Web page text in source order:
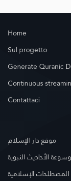
Home
Sul progetto
Generate Quranic
Continuous
Contattaci
موقع دار الإسلام
الأحاديث النبوية
الإسلامية